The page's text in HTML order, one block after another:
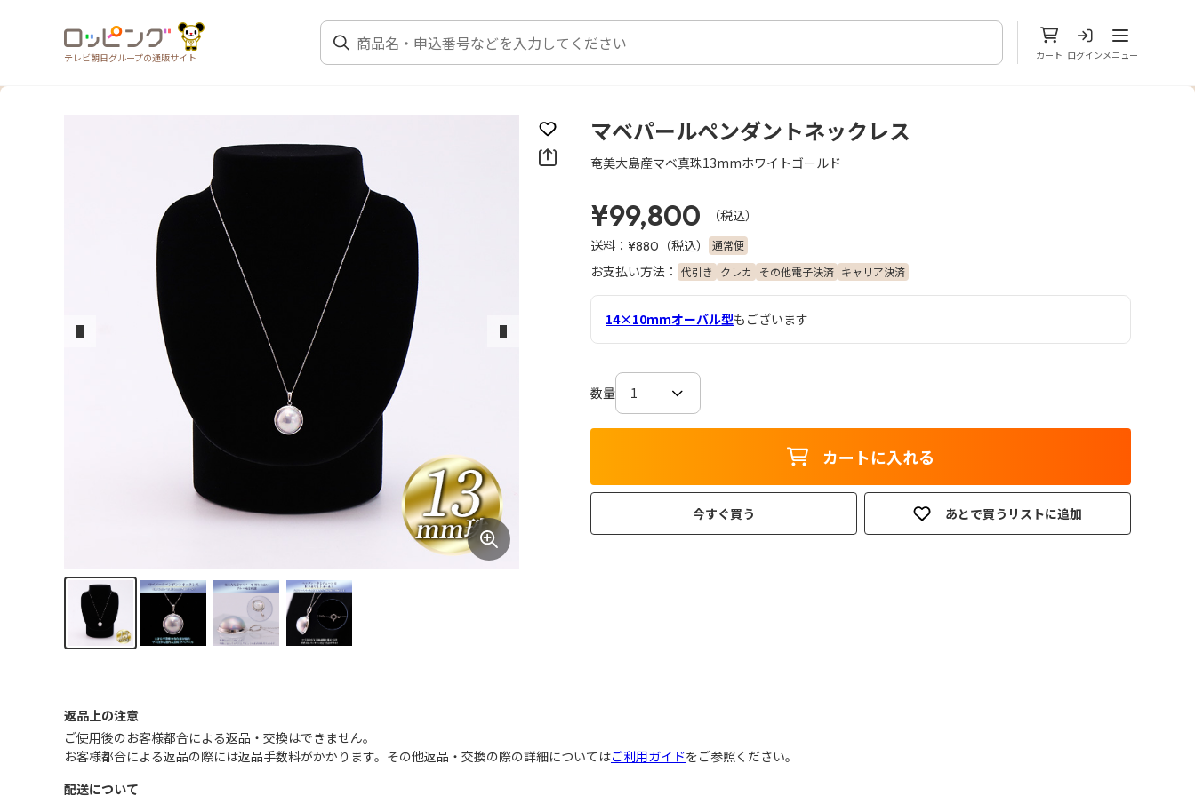
テレビ朝日グループの通販サイト カート ログイン
メニューを開
メニュー
前のスライド 次のスライド
お気に入りに登録
マベパールペンダントネックレス
奄美大島産マベ真珠13mmホワイトゴールド
¥99,800
（税込）
送料： ¥880 （税込） 通常便
お支払い方法： 代引き クレカ その他電子決済 キャリア決済
14×10ｍｍオーバル型もございます
数量
カートに入れる
今すぐ買う あとで買うリストに追加
返品上の注意
ご使用後のお客様都合による返品・交換はできません｡
お客様都合による返品の際には返品手数料がかかります。その他返品・交換の際の詳細についてはご利用ガイドをご参照ください。
配送について